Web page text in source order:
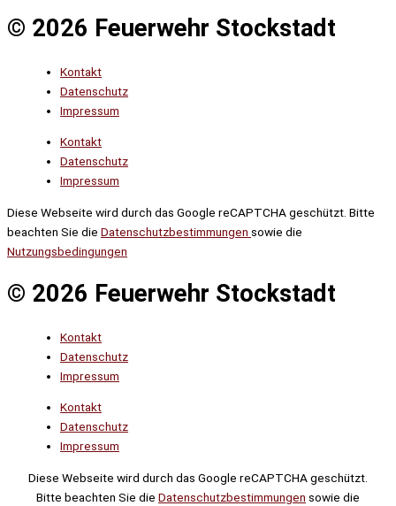
© 2026 Feuerwehr Stockstadt
Kontakt
Datenschutz
Impressum
Kontakt
Datenschutz
Impressum
Diese Webseite wird durch das Google reCAPTCHA geschützt. Bitte
beachten Sie die Datenschutzbestimmungen sowie die
Nutzungsbedingungen
© 2026 Feuerwehr Stockstadt
Kontakt
Datenschutz
Impressum
Kontakt
Datenschutz
Impressum
Diese Webseite wird durch das Google reCAPTCHA geschützt.
Bitte beachten Sie die Datenschutzbestimmungen sowie die